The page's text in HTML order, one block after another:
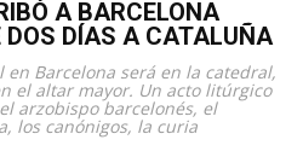
A BARCELONA
DOS DÍAS A CATALUÑA
Barcelona será en la catedral,
el altar mayor. Un acto litúrgico
arzobispo barcelonés, el
los canónigos, la curia